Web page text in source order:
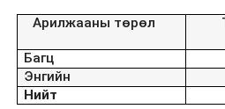
Арилжааны төрөл
Багц
Энгийн
Нийт